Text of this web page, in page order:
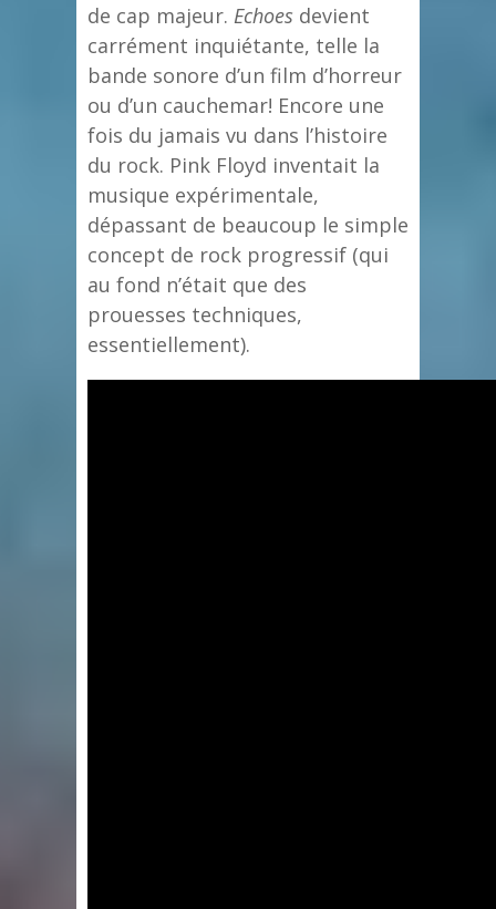
de cap majeur. Echoes devient
carrément inquiétante, telle la
bande sonore d’un film d’horreur
ou d’un cauchemar! Encore une
fois du jamais vu dans l’histoire
du rock. Pink Floyd inventait la
musique expérimentale,
dépassant de beaucoup le simple
concept de rock progressif (qui
au fond n’était que des
prouesses techniques,
essentiellement).